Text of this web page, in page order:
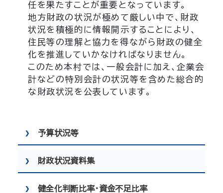
任を果たすことが重要となっています。
地方財政の状況が極めて厳しい中で、財政
状況を積極的に情報開示することにより、
住民等の理解と協力を得ながら財政の健全
化を推進していかなければなりません。
このため本村では、一般会計に加え、企業会
計などの特別会計の状況等を含めた総合的
な財政状況を公表しています。
予算状況等
財政状況資料集
健全化判断比率・資金不足比率